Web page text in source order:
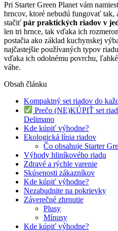
Pri Starter Green Planet vám
hrncov, ktoré nebudú fungovať tak,
stačiť pár praktických riadov v
len tri hrnce, tak vďaka ich
postačia ako základ kuchynskej
najčastejšie používaných typov
vďaka ich odolnému povrchu,
váhe.
Obsah článku
Kompaktný set riadov do
Prečo (NE)KÚPIŤ set
Delimano
Kde kúpiť výhodne?
Ekologická línia riadov
Čo obsahuje Starter
Výhody hliníkového riadu
Zdravé a rýchle varenie
Skúsenosti zákazníkov
Kde kúpiť výhodne?
Nezabudnite na pokrievky
Záverečné zhrnutie
Plusy
Mínusy
Kde kúpiť výhodne?